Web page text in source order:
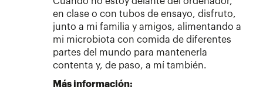
en clase o con tubos de ensayo, disfruto,
junto a mi familia y amigos, alimentando a
mi microbiota con comida de diferentes
partes del mundo para mantenerla
contenta y, de paso, a mí también.
Más información: